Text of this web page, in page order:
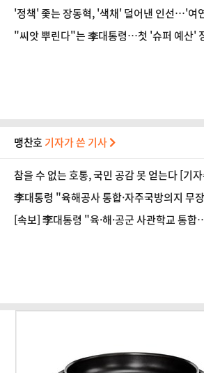
'정책' 좇는 장동혁, '색채' 덜어낸 인선…'여
"씨앗 뿌린다"는 李대통령…첫 '슈퍼 예산'
맹찬호 기자가 쓴 기사
참을 수 없는 호통, 국민 공감 못 얻는다 [기
李대통령 "육해공사 통합·자주국방의지 무
청산"
[속보] 李대통령 "육·해·공군 사관학교 통